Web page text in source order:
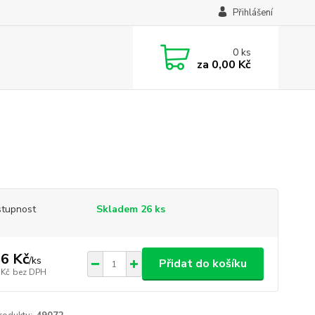
Přihlášení
0ks
za 0,00 Kč
Skladem 26 ks
Kč/ks
bez DPH
Přidat do košíku